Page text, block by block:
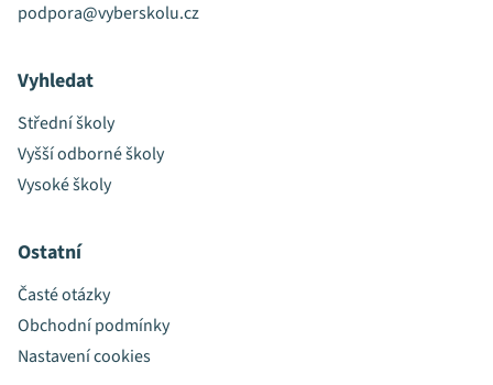
podpora@vyberskolu.cz
Vyhledat
Střední školy
Vyšší odborné školy
Vysoké školy
Ostatní
Časté otázky
Obchodní podmínky
Nastavení cookies